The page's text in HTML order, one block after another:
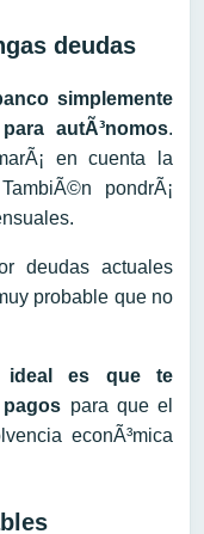
deudas
simplemente
autÃ³nomos.
en cuenta la
pondrÃ¡
deudas actuales
probable que no
es que te
para que el
econÃ³mica